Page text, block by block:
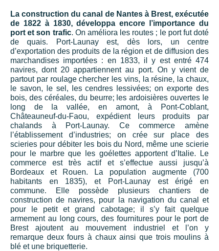
La construction du canal de Nantes à Brest, exécutée
de 1822 à 1830, développa encore l’importance du
port et son trafic. On améliora les routes ; le port fut doté
de quais. Port-Launay est, dès lors, un centre
d’exportation des produits de la région et de diffusion des
marchandises importées : en 1833, il y est entré 474
navires, dont 20 appartiennent au port. On y vient de
partout par roulage chercher les vins, la résine, la chaux,
le savon, le sel, les cendres lessivées; on exporte des
bois, des céréales, du beurre; les ardoisières ouvertes le
long de la vallée, en amont, à Pont-Coblant,
Châteauneuf-du-Faou, expédient leurs produits par
chalands à Port-Launay. Ce commerce amène
l’établissement d’industries; on crée sur place des
scieries pour débiter les bois du Nord, même une scierie
pour le marbre que les goélettes apportent d’Italie. Le
commerce est très actif et s’effectue aussi jusqu’à
Bordeaux et Rouen. La population augmente (700
habitants en 1835), et Port-Launay est érigé en
commune. Elle possède plusieurs chantiers de
construction de navires, pour la navigation du canal et
pour le petit et grand cabotage; il s’y fait quelque
armement au long cours, des fournitures pour le port de
Brest ajoutent au mouvement industriel et l’on y
remarque deux fours à chaux ainsi que trois moulins à
blé et une briquetterie.